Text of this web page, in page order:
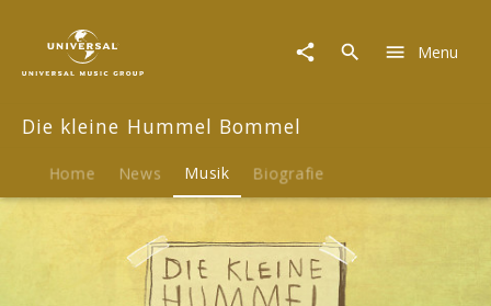
Bommel
Musik
kleine
Menu
Die kleine Hummel Bommel
Home News Musik Biografie